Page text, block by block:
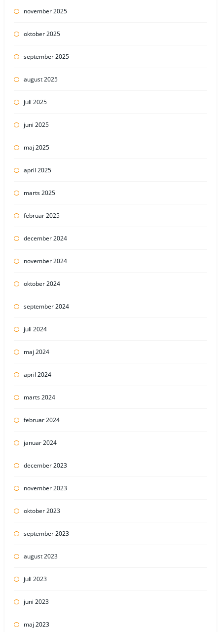
november 2025
oktober 2025
september 2025
august 2025
juli 2025
juni 2025
maj 2025
april 2025
marts 2025
februar 2025
december 2024
november 2024
oktober 2024
september 2024
juli 2024
maj 2024
april 2024
marts 2024
februar 2024
januar 2024
december 2023
november 2023
oktober 2023
september 2023
august 2023
juli 2023
juni 2023
maj 2023